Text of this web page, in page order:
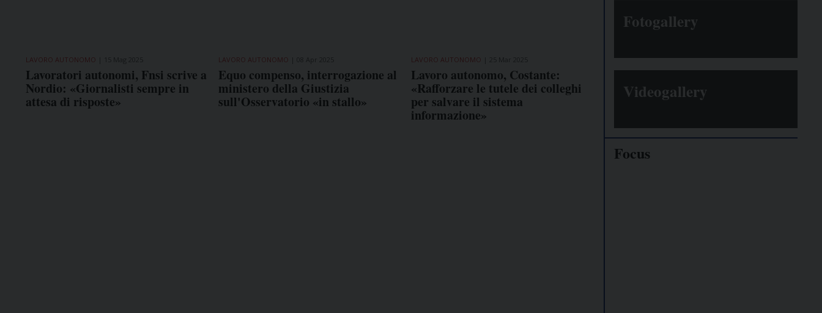
LAVORO AUTONOMO
Lavoratori autonomi, Fnsi scrive a
Nordio: «Giornalisti sempre in
attesa di risposte»
LAVORO AUTONOMO
Equo compenso, interrogazione al
ministero della Giustizia
sull'Osservatorio «in stallo»
LAVORO AUTONOMO
Lavoro autonomo, Costante:
«Rafforzare le tutele dei colleghi
per salvare il sistema
informazione»
Fotogallery
Videogallery
Focus